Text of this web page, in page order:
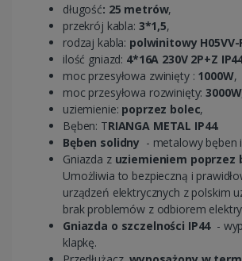
długość: 25 metrów,
przekrój kabla: 3*1,5,
rodzaj kabla: polwinitowy H05VV-
ilość gniazd: 4*16A 230V 2P+Z
moc przesyłowa zwinięty : 1000W,
moc przesyłowa rozwinięty:3000W
uziemienie: poprzez bolec,
Bęben: TRIANGA METAL IP44.
Bęben solidny - metalowy bęben
Gniazda z uziemieniem poprzez
Umożliwia to bezpieczną i
urządzeń elektrycznych z polskim
brak problemów z odbiorem
Gniazda o szczelności IP44 -
klapkę.